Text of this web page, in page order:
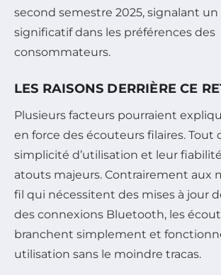
second semestre 2025, signalant
significatif dans les préférences des
consommateurs.
LES RAISONS DERRIÈRE CE
Plusieurs facteurs pourraient
en force des écouteurs filaires. Tout
simplicité d’utilisation et leur
atouts majeurs. Contrairement aux
fil qui nécessitent des mises à jour
des connexions Bluetooth, les
branchent simplement et
utilisation sans le moindre tracas.